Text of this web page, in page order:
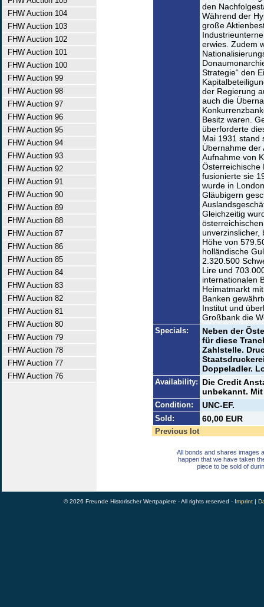
FHW Auction 104
FHW Auction 103
FHW Auction 102
FHW Auction 101
FHW Auction 100
FHW Auction 99
FHW Auction 98
FHW Auction 97
FHW Auction 96
FHW Auction 95
FHW Auction 94
FHW Auction 93
FHW Auction 92
FHW Auction 91
FHW Auction 90
FHW Auction 89
FHW Auction 88
FHW Auction 87
FHW Auction 86
FHW Auction 85
FHW Auction 84
FHW Auction 83
FHW Auction 82
FHW Auction 81
FHW Auction 80
FHW Auction 79
FHW Auction 78
FHW Auction 77
FHW Auction 76
den
Während der
große
erwies. Zudem
Strategie“ den
der Regierung
auch die
Besitz waren.
überforderte
Mai 1931 stand
Übernahme der
Aufnahme von
Österreichische
fusionierte sie
wurde in
Gläubigern
Gleichzeitig
unverzinslicher,
Höhe von
holländische
2.320.500
Lire und
internationalen
Heimatmarkt
Banken
Institut und
Großbank die
Specials:
Neben der
für diese
Zahlstelle.
Doppeladler.
Availability: Die Credit
unbekannt. Mit
Condition: UNC-EF.
Sold: 60,00 EUR
Previous lot
All bonds and shares images
happen that we have taken
piece to be sold of
© 2026 Freunde Historischer Wertpapiere - All rights reserved - Imprint |